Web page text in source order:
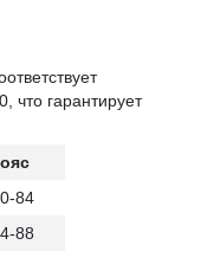
что гарантирует
84
88